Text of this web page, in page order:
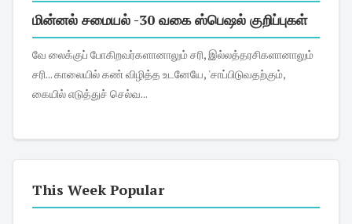
மின்னல் சமையல் -30 வகை ஸ்பெஷல் குறிப்புகள்
வே லைக்குப் போகிறவர்களானாலும் சரி, இல்லத்தரசிகளானாலும்
சரி... காலையில் கண் விழித்த உடனேயே, 'சாப்பிடுவதற்கும்,
கையில் எடுத்துச் செல்வ...
This Week Popular